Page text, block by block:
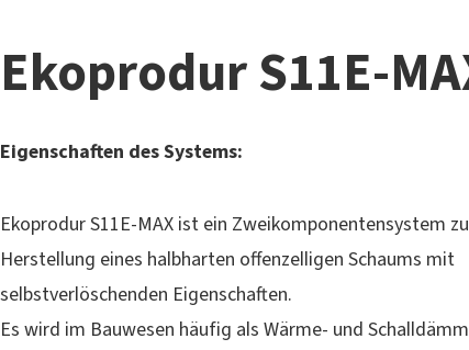
Ekoprodur S11E-
Eigenschaften des Systems:
Ekoprodur S11E-MAX ist ein Zweikomponentensystem
Herstellung eines halbharten offenzelligen Schaums mit
selbstverlöschenden Eigenschaften.
Es wird im Bauwesen häufig als Wärme- und